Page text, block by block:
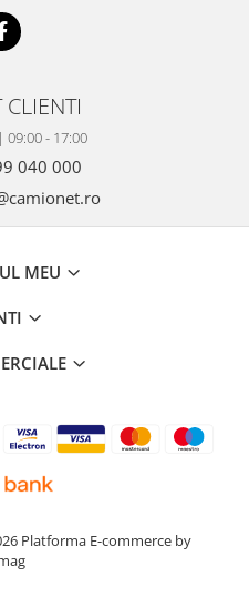
- 17:00
040 000
MEU
Platforma E-commerce by